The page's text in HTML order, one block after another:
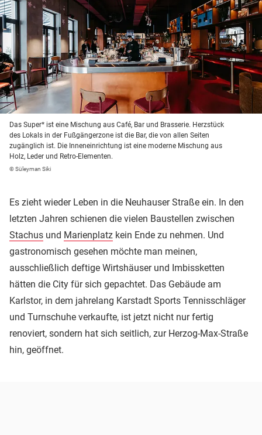
Das Super* ist eine Mischung aus Café, Bar und Brasserie. Herzstück
des Lokals in der Fußgängerzone ist die Bar, die von allen Seiten
zugänglich ist. Die Inneneinrichtung ist eine moderne Mischung aus
Holz, Leder und Retro-Elementen.
© Süleyman Siki
Es zieht wieder Leben in die Neuhauser Straße ein. In den
letzten Jahren schienen die vielen Baustellen zwischen
Stachus und Marienplatz kein Ende zu nehmen. Und
gastronomisch gesehen möchte man meinen,
ausschließlich deftige Wirtshäuser und Imbissketten
hätten die City für sich gepachtet. Das Gebäude am
Karlstor, in dem jahrelang Karstadt Sports Tennisschläger
und Turnschuhe verkaufte, ist jetzt nicht nur fertig
renoviert, sondern hat sich seitlich, zur Herzog-Max-Straße
hin, geöffnet.